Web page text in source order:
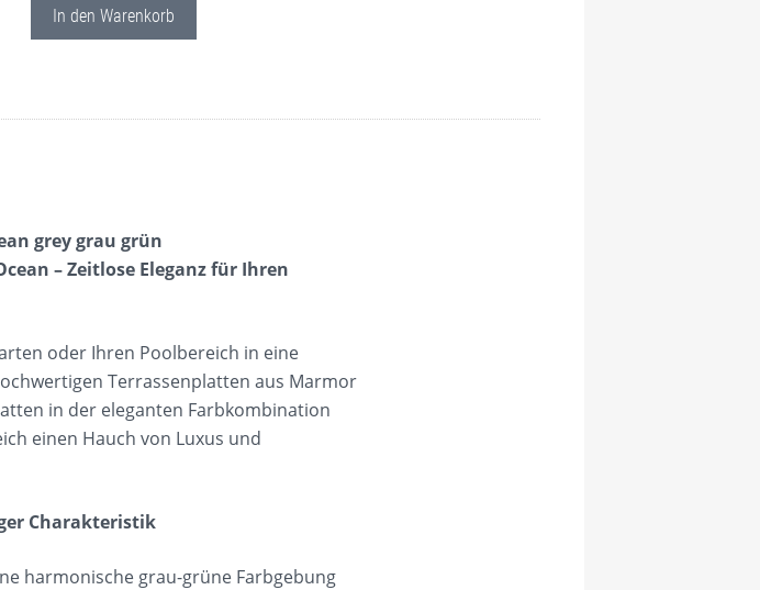
In den Warenkorb
grey grau grün
– Zeitlose Eleganz für Ihren
oder Ihren Poolbereich in eine
Terrassenplatten aus Marmor
in der eleganten Farbkombination
einen Hauch von Luxus und
Charakteristik
harmonische grau-grüne Farbgebung